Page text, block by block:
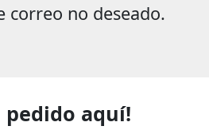
correo no deseado.
pedido aquí!